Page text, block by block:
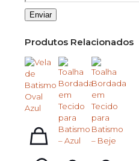
Produtos Relacionados